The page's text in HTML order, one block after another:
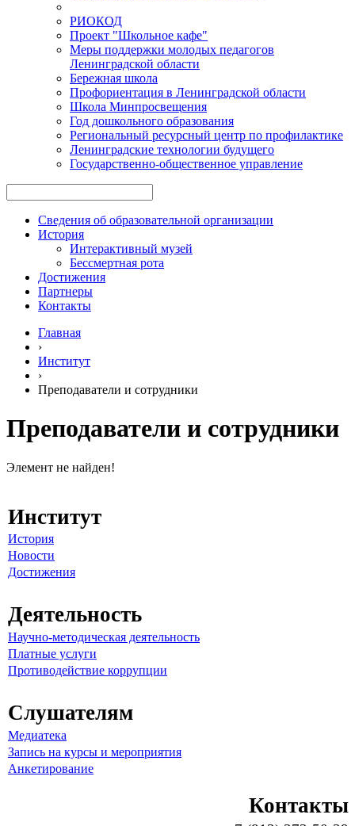
РИОКОД
Проект "Школьное кафе"
Меры поддержки молодых педагогов
Ленинградской области
Бережная школа
Профориентация в Ленинградской области
Школа Минпросвещения
Год дошкольного образования
Региональный ресурсный центр по профилактике
Ленинградские технологии будущего
Государственно-общественное управление
Сведения об образовательной организации
История
Интерактивный музей
Бессмертная рота
Достижения
Партнеры
Контакты
Главная
›
Институт
›
Преподаватели и сотрудники
Преподаватели и сотрудники
Элемент не найден!
Институт
История
Новости
Достижения
Деятельность
Научно-методическая деятельность
Платные услуги
Противодействие коррупции
Слушателям
Медиатека
Запись на курсы и мероприятия
Анкетирование
Контакты